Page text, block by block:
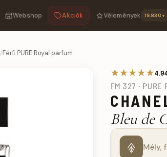
Webshop Akciók Vélemények 19.830+
/Férfi PURE Royal parfüm
★★★★★
FM 327 ·
Bleu de
Mély,